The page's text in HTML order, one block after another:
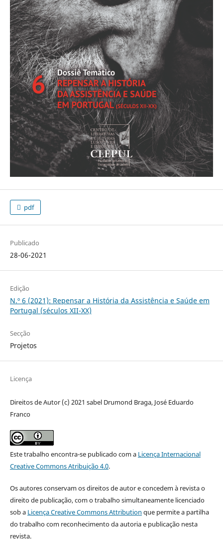
pdf
Publicado
28-06-2021
Edição
N.º 6 (2021): Repensar a História da Assistência e Saúde em
Portugal (séculos XII-XX)
Secção
Projetos
Licença
Direitos de Autor (c) 2021 sabel Drumond Braga, José Eduardo
Franco
Este trabalho encontra-se publicado com a Licença Internacional
Creative Commons Atribuição 4.0.
Os autores conservam os direitos de autor e concedem à revista o
direito de publicação, com o trabalho simultaneamente licenciado
sob a Licença Creative Commons Attribution que permite a partilha
do trabalho com reconhecimento da autoria e publicação nesta
revista.